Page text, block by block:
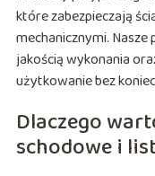
które zabezpieczają
mechanicznymi.
jakością wykonania
użytkowanie bez
Dlaczego
schodowe i